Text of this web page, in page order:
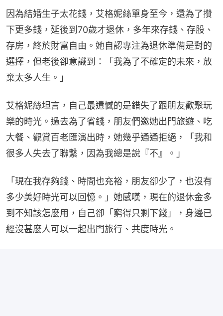
因為結婚生子太花錢，艾格妮絲單身至今，還為了攢
下更多錢，延後到70歲才退休，多年來存錢、存股、
存房，終於財富自由。她自認專注為退休準備是對的
選擇，但老後卻意識到：「我為了不確定的未來，放
棄太多人生。」
艾格妮絲坦言，自己最遺憾的是錯失了跟朋友歡聚玩
樂的時光。過去為了省錢，朋友們邀她出門旅遊、吃
大餐、觀賞百老匯演出時，她幾乎通通拒絕，「我和
很多人失去了聯繫，因為我總是說『不』。」
「現在我存夠錢、時間也充裕，朋友卻少了，也沒有
多少美好時光可以回憶。」她感嘆，現在的退休金多
到不知該怎麼用，自己卻「窮得只剩下錢」，身邊已
經沒甚麼人可以一起出門旅行、共度時光。